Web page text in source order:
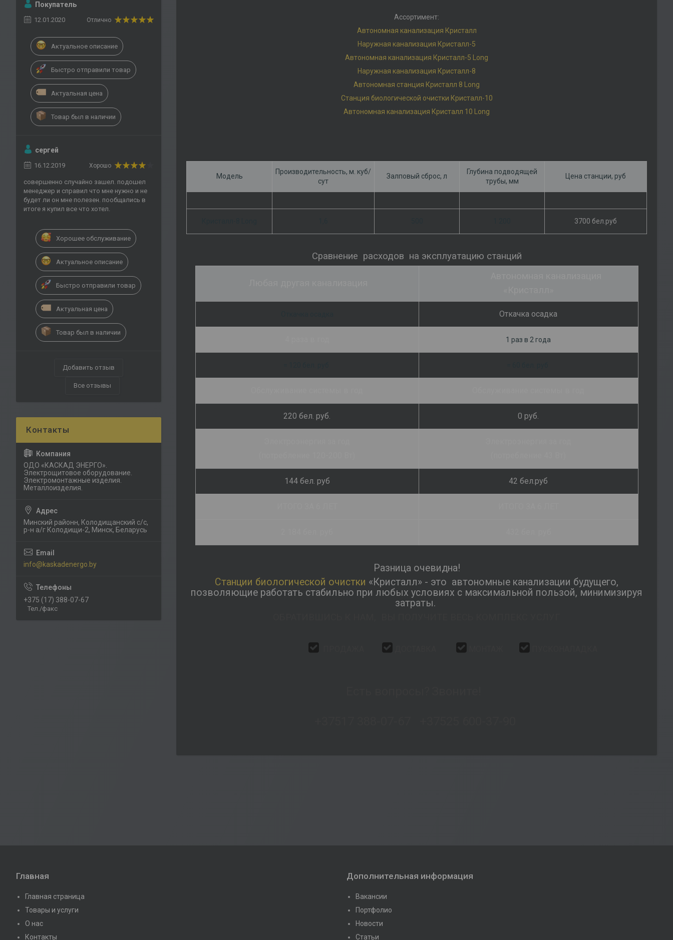
Ассортимент:
Автономная канализация Кристалл
Наружная канализация Кристалл-5
Автономная канализация Кристалл-5 Long
Наружная канализация Кристалл-8
Автономная станция Кристалл 8 Long
Станция биологической очистки Кристалл-10
Автономная канализация Кристалл 10 Long
Модель
Производительность, м. куб/
сут
Залповый сброс, л
Глубина подводящей
трубы, мм
Цена станции, руб
3700 бел.руб
Сравнение расходов на эксплуатацию станций
Откачка осадка
1 раз в 2 года
220 бел. руб. 0 руб.
144 бел. руб 42 бел.руб
Разница очевидна!
Станции биологической очистки «Кристалл» - это автономные канализации будущего,
позволяющие работать стабильно при любых условиях с максимальной пользой, минимизируя
затраты.
Покупатель
12.01.2020 Отлично
Актуальное описание
Быстро отправили товар
Актуальная цена
Товар был в наличии
сергей
16.12.2019 Хорошо
совершенно случайно зашел. подошел
менеджер и справил что мне нужно и не
будет ли он мне полезен. пообщались в
итоге я купил все что хотел.
Хорошее обслуживание
Актуальное описание
Быстро отправили товар
Актуальная цена
Товар был в наличии
Добавить отзыв
Все отзывы
ОДО «КАСКАД ЭНЕРГО».
Электрощитовое оборудование.
Электромонтажные изделия.
Металлоизделия.
Минский районн, Колодищанский с/с,
р-н а/г Колодищи-2, Минск, Беларусь
info@kaskadenergo.by
+375 (17) 388-07-67
Тел./факс
Главная
Главная страница
Товары и услуги
О нас
Контакты
Дополнительная информация
Вакансии
Портфолио
Новости
Статьи